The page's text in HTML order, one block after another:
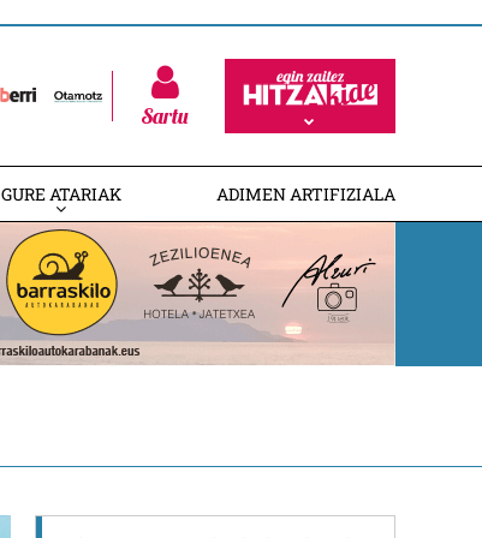
Sartu
GURE ATARIAK ADIMEN ARTIFIZIALA